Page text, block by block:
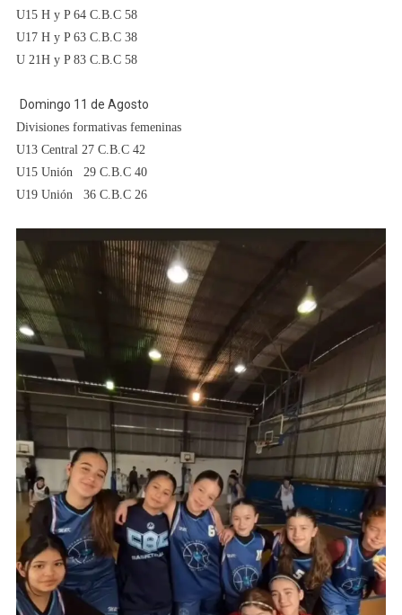
U15 H y P 64 C.B.C 58
U17 H y P 63 C.B.C 38
U 21H y P 83 C.B.C 58
Domingo 11 de Agosto
Divisiones formativas femeninas
U13 Central 27 C.B.C 42
U15 Unión 29 C.B.C 40
U19 Unión 36 C.B.C 26